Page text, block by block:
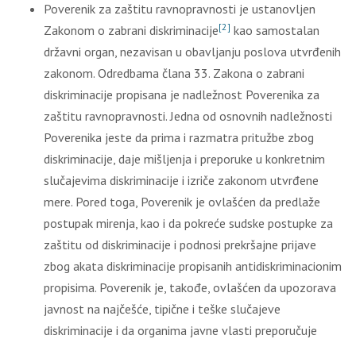
Poverenik za zaštitu ravnopravnosti je ustanovljen
Zakonom o zabrani diskriminacije[2] kao samostalan
državni organ, nezavisan u obavljanju poslova utvrđenih
zakonom. Odredbama člana 33. Zakona o zabrani
diskriminacije propisana je nadležnost Poverenika za
zaštitu ravnopravnosti. Jedna od osnovnih nadležnosti
Poverenika jeste da prima i razmatra pritužbe zbog
diskriminacije, daje mišljenja i preporuke u konkretnim
slučajevima diskriminacije i izriče zakonom utvrđene
mere. Pored toga, Poverenik je ovlašćen da predlaže
postupak mirenja, kao i da pokreće sudske postupke za
zaštitu od diskriminacije i podnosi prekršajne prijave
zbog akata diskriminacije propisanih antidiskriminacionim
propisima. Poverenik je, takođe, ovlašćen da upozorava
javnost na najčešće, tipične i teške slučajeve
diskriminacije i da organima javne vlasti preporučuje